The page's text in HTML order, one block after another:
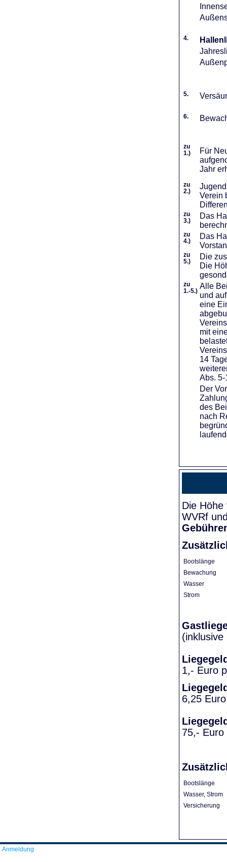
4.
5.
6.
zu
1.)
Für
Jahr
zu
2.)
Verein
zu
3.)
Das
zu
4.)
Das
zu
5.)
Die
Die
zu
1.-5.)
Alle
und
eine
mit
14
Abs.
Der
des
nach
Die
WVRf
Bootslänge
Bewachung
Wasser
Strom
1,- Euro
6,25
75,- Euro
Bootslänge
Wasser, Strom
Versicherung
Anmeldung